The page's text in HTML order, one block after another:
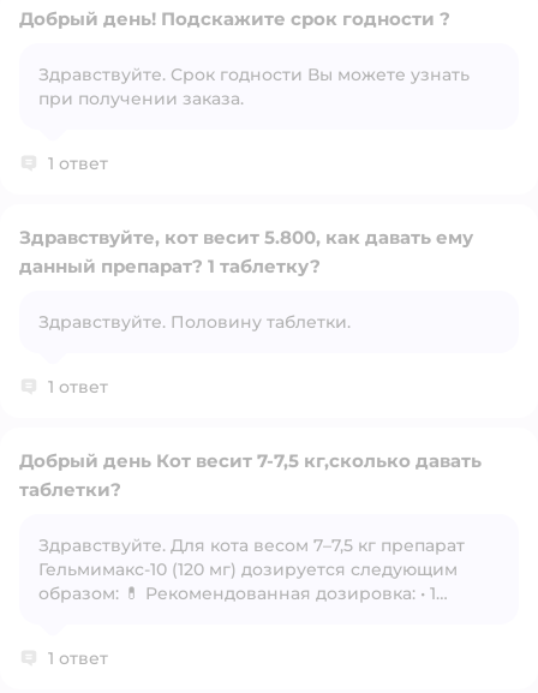
Добрый день! Подскажите срок годности ?
Здравствуйте. Срок годности Вы можете узнать
при получении заказа.
1 ответ
Открыть вопрос
Здравствуйте, кот весит 5.800, как давать ему
данный препарат? 1 таблетку?
Здравствуйте. Половину таблетки.
1 ответ
Открыть вопрос
Добрый день Кот весит 7-7,5 кг,сколько давать
таблетки?
Здравствуйте. Для кота весом 7–7,5 кг препарат
Гельмимакс-10 (120 мг) дозируется следующим
образом: 💊 Рекомендованная дозировка: • 1
безопасная доза 📌 Способ применения: •
1 ответ